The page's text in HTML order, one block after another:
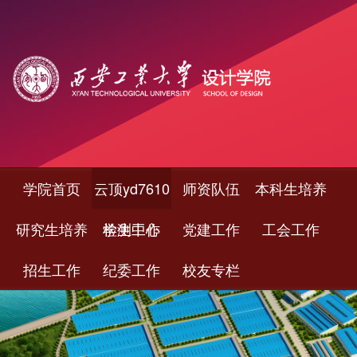
学院首页
云顶yd7610
检测中心
师资队伍
本科生培养
研究生培养
学生工作 党建工作
工会工作
招生工作
纪委工作 校友专栏